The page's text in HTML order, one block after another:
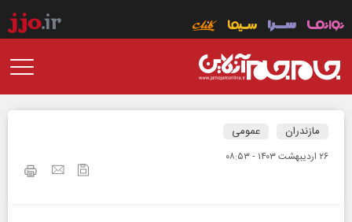
مازندران عمومی
۲۶ ارديبهشت ۱۴۰۳ - ۰۸:۵۳